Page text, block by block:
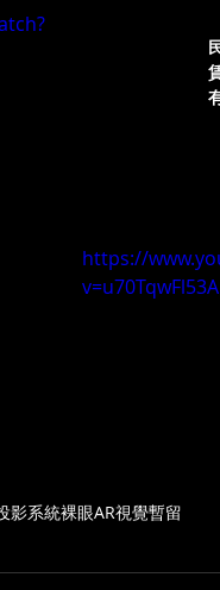
https://
v=u70TqwFl53A
影系統裸眼AR視覺暫留